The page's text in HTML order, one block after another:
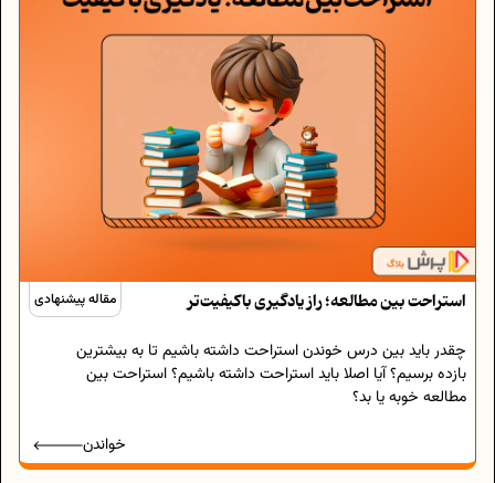
مقاله پیشنهادی استراحت بین مطالعه؛ راز یادگیری باکیفیت‌تر
چقدر باید بین درس خوندن استراحت داشته باشیم تا به بیشترین
بازده برسیم؟ آیا اصلا باید استراحت داشته باشیم؟ استراحت بین
مطالعه خوبه یا بد؟
خواندن